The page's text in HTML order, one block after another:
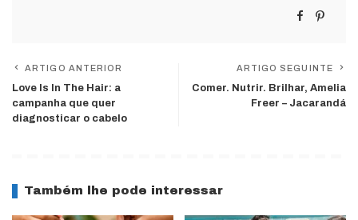
ARTIGO ANTERIOR
Love Is In The Hair: a
campanha que quer
diagnosticar o cabelo
ARTIGO SEGUINTE
Comer. Nutrir. Brilhar, Amelia
Freer – Jacarandá
Também lhe pode interessar